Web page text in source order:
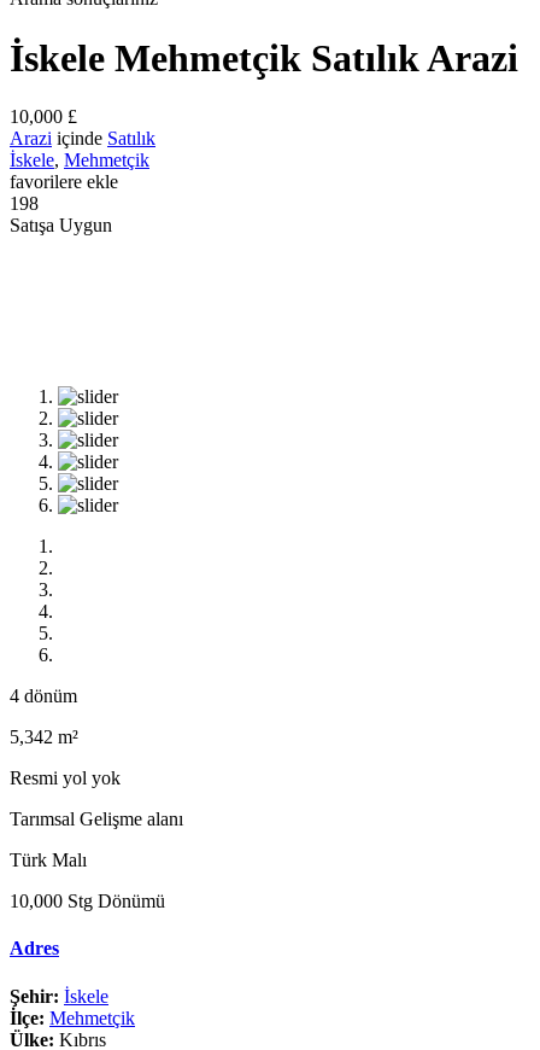
İskele Mehmetçik Satılık Arazi
10,000 £
Arazi içinde Satılık
İskele, Mehmetçik
favorilere ekle
198
Satışa Uygun
4 dönüm
5,342 m²
Resmi yol yok
Tarımsal Gelişme alanı
Türk Malı
10,000 Stg Dönümü
Adres
Şehir: İskele
İlçe: Mehmetçik
Ülke: Kıbrıs